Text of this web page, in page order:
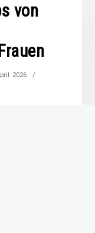
von
2026